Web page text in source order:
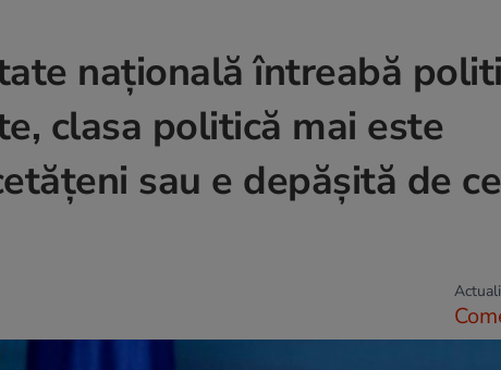
națională întreabă
clasa politică mai este
sau e depășită de